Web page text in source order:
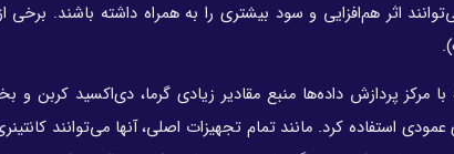
اثر هم‌افزایی و سود بیشتری را به همراه داشته باشند.
مرکز پردازش داده‌ها منبع مقادیر زیادی گرما، دی‌اکسید کربن
استفاده کرد. مانند تمام تجهیزات اصلی، آنها می‌توانند